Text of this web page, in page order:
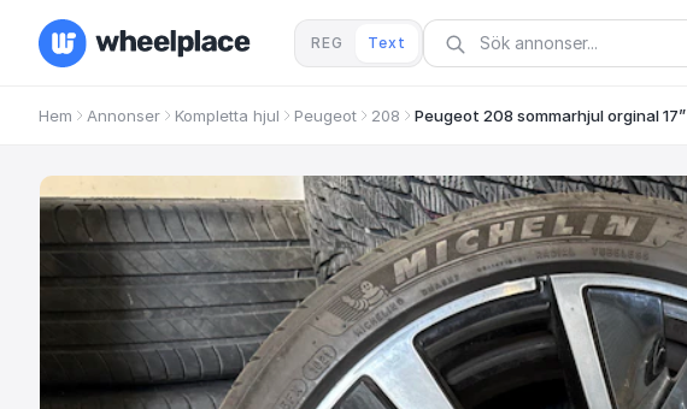
REG Text
Hem Annonser Kompletta hjul Peugeot 208 Peugeot 208 sommarhjul orginal 17”